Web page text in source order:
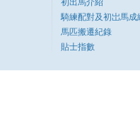
初出馬介紹
騎練配對及初岀馬成
馬匹搬遷紀錄
貼士指數